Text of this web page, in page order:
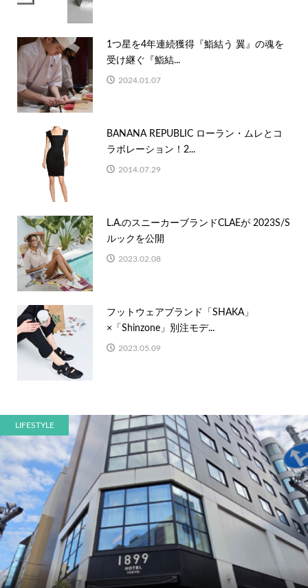
1つ星を4年連続獲得『鮨結う 翼』の魂を
受け継ぐ『鮨結...
2024.01.07
BANANA REPUBLIC ローラン・ムレとコ
ラボレーション！2...
2014.07.29
L.A.のスニーカーブランドCLAEが 2023S/S
ルックを公開
2023.02.08
フットウェアブランド「SHAKA」
×「Shinzone」別注モデ...
2023.05.09
LIFESTYLE